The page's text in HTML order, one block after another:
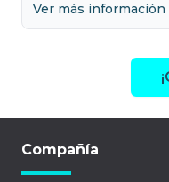
Ver más información
Compañía